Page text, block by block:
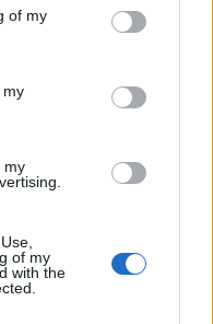
of my
my
my
of my
with the
των τραπεζών το
έργων ΑΠΕ άνω των 2
Γρηγόρη Δημητριάδη - Ο
Αλαφούζος επιστρέφει
θέση του CEO